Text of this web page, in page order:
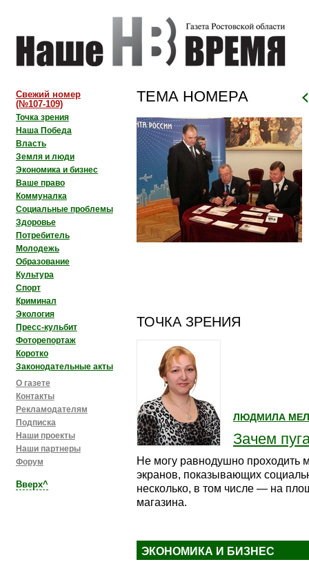
ТЕМА НОМЕРА
ТОЧКА ЗРЕНИЯ
ЛЮДМИЛА
Зачем
Не могу равнодушно проходить
экранов, показывающих
несколько, в том числе — на
магазина.
ЭКОНОМИКА И БИЗНЕС
Свежий номер
(№107-109)
Точка зрения
Наша Победа
Власть
Земля и люди
Экономика и бизнес
Ваше право
Коммуналка
Социальные проблемы
Здоровье
Потребитель
Молодежь
Образование
Культура
Спорт
Криминал
Экология
Пресс-кульбит
Фоторепортаж
Коротко
Законодательные акты
О газете
Контакты
Рекламодателям
Подписка
Наши проекты
Наши партнеры
Форум
Вверх^